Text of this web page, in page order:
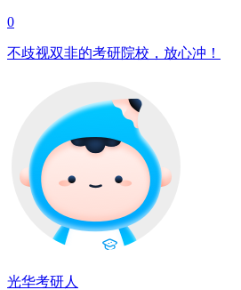
0
不歧视双非的考研院校，放心冲！
光华考研人